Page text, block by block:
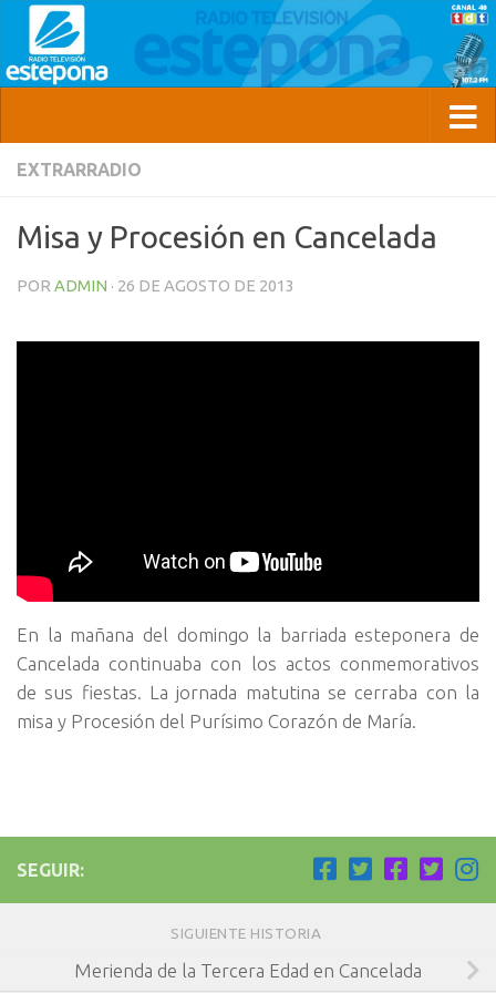
EXTRARRADIO
Misa y Procesión en Cancelada
POR ADMIN · 26 DE AGOSTO DE 2013
En la mañana del domingo la barriada esteponera de
Cancelada continuaba con los actos conmemorativos
de sus fiestas. La jornada matutina se cerraba con la
misa y Procesión del Purísimo Corazón de María.
SEGUIR:
SIGUIENTE HISTORIA
Merienda de la Tercera Edad en Cancelada